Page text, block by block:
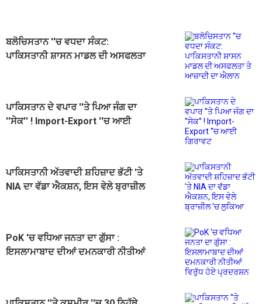
ਬਲੋਚਿਸਤਾਨ ''ਚ ਵਧਦਾ ਸੰਕਟ:
ਪਾਕਿਸਤਾਨੀ ਸ਼ਾਸਨ ਮਾਡਲ ਦੀ ਅਸਫਲਤਾ
ਪਾਕਿਸਤਾਨ ਦੇ ਵਪਾਰ ''ਤੇ ਪਿਆ ਜੰਗ ਦਾ
''ਸੇਕ'' ! Import-Export ''ਚ ਆਈ
ਪਾਕਿਸਤਾਨੀ ਅੱਤਵਾਦੀ ਸ਼ਹਿਜ਼ਾਦ ਭੱਟੀ 'ਤੇ
NIA ਦਾ ਵੱਡਾ ਐਕਸ਼ਨ, ਇਸ ਵੇਲੇ ਬ੍ਰਾਜ਼ੀਲ
PoK 'ਚ ਵਧਿਆ ਜਨਤਾ ਦਾ ਗੁੱਸਾ :
ਇਸਲਾਮਾਬਾਦ ਦੀਆਂ ਦਮਨਕਾਰੀ ਨੀਤੀਆਂ